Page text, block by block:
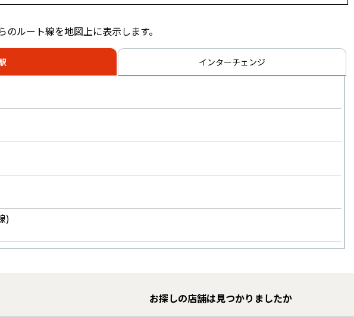
ルート線を地図上に表示します。
インターチェンジ
)
お探しの店舗は見つかりましたか